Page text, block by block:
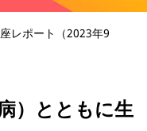
レポート（2023年9
）とともに生